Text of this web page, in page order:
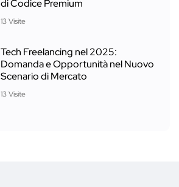
di Codice Premium
13 Visite
Tech Freelancing nel 2025:
Domanda e Opportunità nel Nuovo
Scenario di Mercato
13 Visite